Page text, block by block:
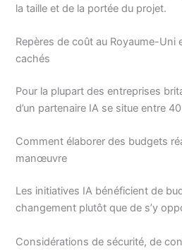
la taille et de la portée du projet.
Repères de coût au Royaume-Uni
cachés
Pour la plupart des entreprises
d’un partenaire IA se situe entre
Comment élaborer des budgets
manœuvre
Les initiatives IA bénéficient de
changement plutôt que de s’y
Considérations de sécurité, de